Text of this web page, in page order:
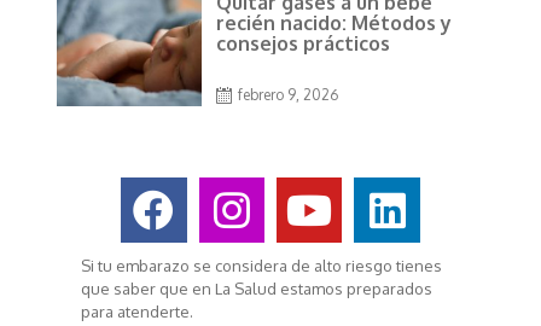
recién nacido: Métodos y
consejos prácticos
febrero 9, 2026
Si tu embarazo se considera de alto riesgo tienes
que saber que en La Salud estamos preparados
para atenderte.